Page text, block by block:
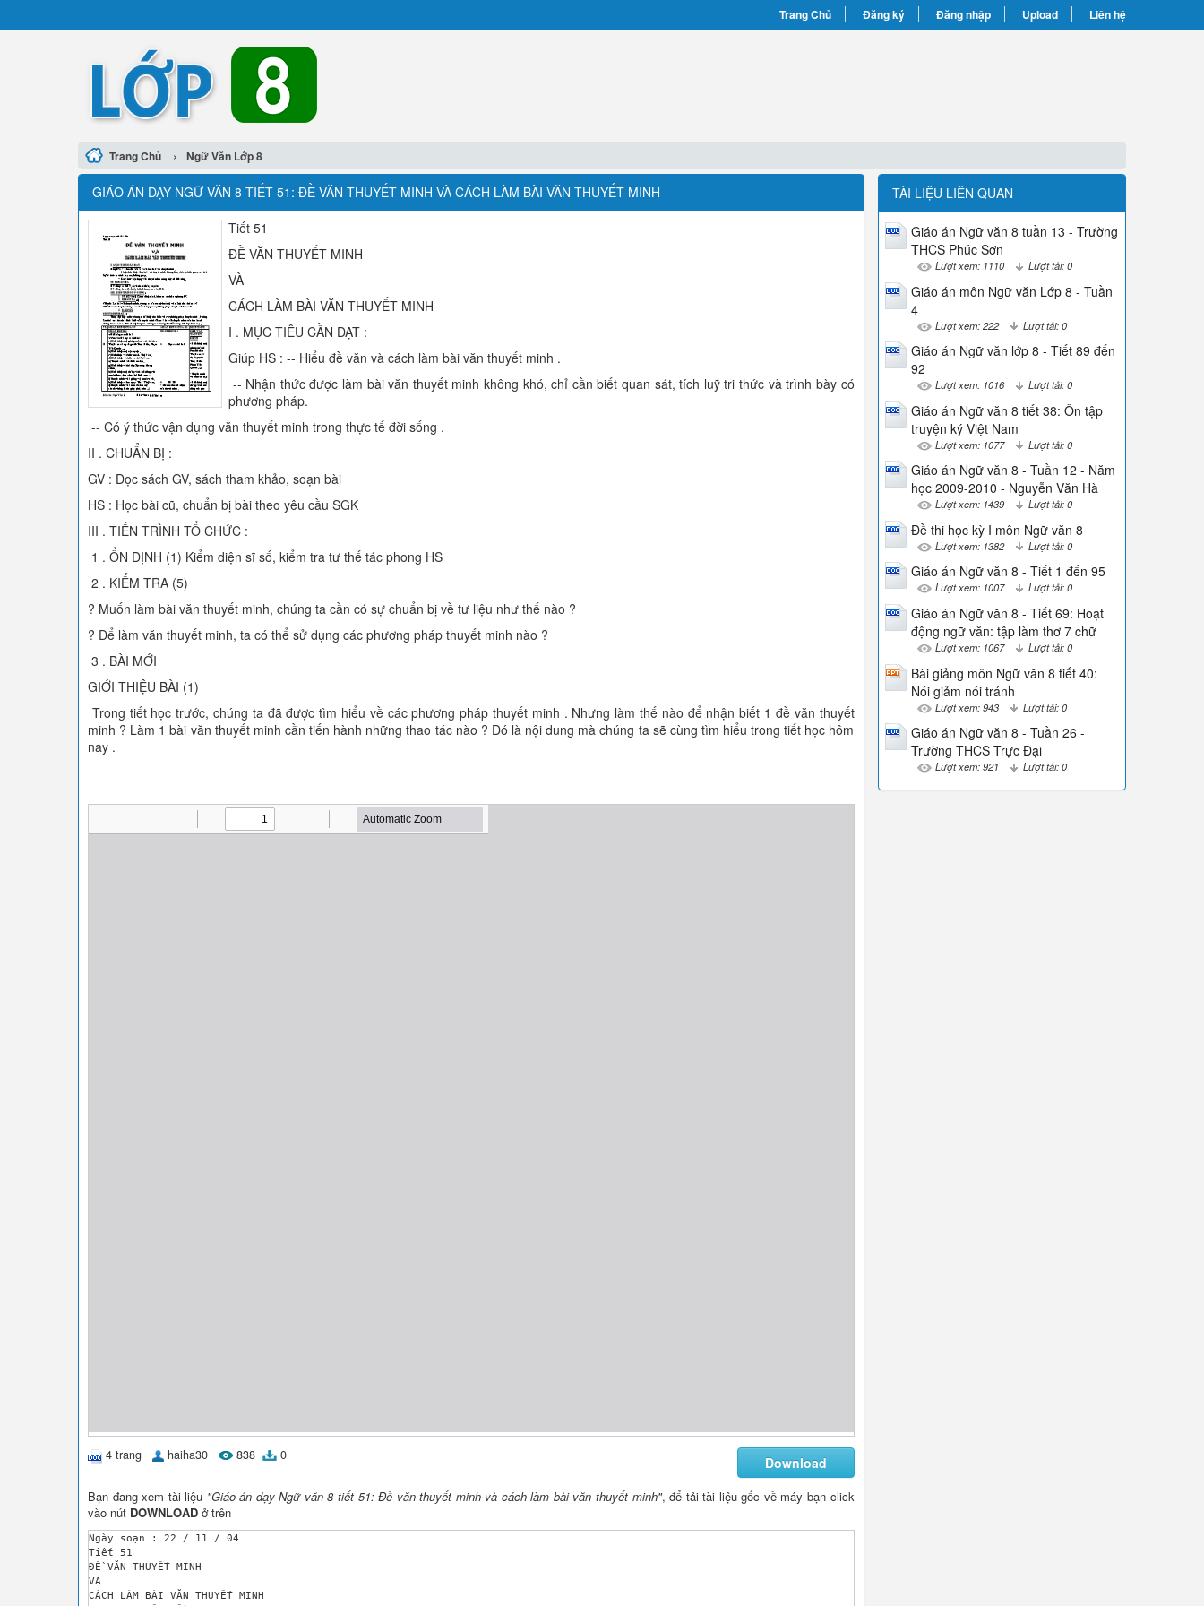
Trang Chủ Đăng ký Đăng nhập Upload Liên hệ
Trang Chủ › Ngữ Văn Lớp 8
GIÁO ÁN DẠY NGỮ VĂN 8 TIẾT 51: ĐỀ VĂN THUYẾT MINH VÀ CÁCH LÀM BÀI VĂN THUYẾT MINH
Tiết 51
ĐỀ VĂN THUYẾT MINH
VÀ
CÁCH LÀM BÀI VĂN THUYẾT MINH
I . MỤC TIÊU CẦN ĐẠT :
Giúp HS : -- Hiểu đề văn và cách làm bài văn thuyết minh .
-- Nhận thức được làm bài văn thuyết minh không khó, chỉ cần biết quan sát, tích luỹ tri thức và trình bày có
phương pháp.
-- Có ý thức vận dụng văn thuyết minh trong thực tế đời sống .
II . CHUẨN BỊ :
GV : Đọc sách GV, sách tham khảo, soạn bài
HS : Học bài cũ, chuẩn bị bài theo yêu cầu SGK
III . TIẾN TRÌNH TỔ CHỨC :
1 . ỔN ĐỊNH (1) Kiểm diện sĩ số, kiểm tra tư thế tác phong HS
2 . KIỂM TRA (5)
? Muốn làm bài văn thuyết minh, chúng ta cần có sự chuẩn bị về tư liệu như thế nào ?
? Để làm văn thuyết minh, ta có thể sử dụng các phương pháp thuyết minh nào ?
3 . BÀI MỚI
GIỚI THIỆU BÀI (1)
Trong tiết học trước, chúng ta đã được tìm hiểu về các phương pháp thuyết minh . Nhưng làm thế nào để nhận biết 1 đề văn thuyết
minh ? Làm 1 bài văn thuyết minh cần tiến hành những thao tác nào ? Đó là nội dung mà chúng ta sẽ cùng tìm hiểu trong tiết học hôm
nay .
4 trang haiha30 838 0 Download
Bạn đang xem tài liệu "Giáo án dạy Ngữ văn 8 tiết 51: Đề văn thuyết minh và cách làm bài văn thuyết minh", để tải tài liệu gốc về máy bạn click
vào nút DOWNLOAD ở trên
Ngày soạn : 22 / 11 / 04
Tiết 51
ĐỀ VĂN THUYẾT MINH
VÀ
CÁCH LÀM BÀI VĂN THUYẾT MINH
TÀI LIỆU LIÊN QUAN
Giáo án Ngữ văn 8 tuần 13 - Trường
THCS Phúc Sơn
Lượt xem: 1110 Lượt tải: 0
Giáo án môn Ngữ văn Lớp 8 - Tuần
4
Lượt xem: 222 Lượt tải: 0
Giáo án Ngữ văn lớp 8 - Tiết 89 đến
92
Lượt xem: 1016 Lượt tải: 0
Giáo án Ngữ văn 8 tiết 38: Ôn tập
truyện ký Việt Nam
Lượt xem: 1077 Lượt tải: 0
Giáo án Ngữ văn 8 - Tuần 12 - Năm
học 2009-2010 - Nguyễn Văn Hà
Lượt xem: 1439 Lượt tải: 0
Đề thi học kỳ I môn Ngữ văn 8
Lượt xem: 1382 Lượt tải: 0
Giáo án Ngữ văn 8 - Tiết 1 đến 95
Lượt xem: 1007 Lượt tải: 0
Giáo án Ngữ văn 8 - Tiết 69: Hoạt
động ngữ văn: tập làm thơ 7 chữ
Lượt xem: 1067 Lượt tải: 0
Bài giảng môn Ngữ văn 8 tiết 40:
Nói giảm nói tránh
Lượt xem: 943 Lượt tải: 0
Giáo án Ngữ văn 8 - Tuần 26 -
Trường THCS Trực Đại
Lượt xem: 921 Lượt tải: 0